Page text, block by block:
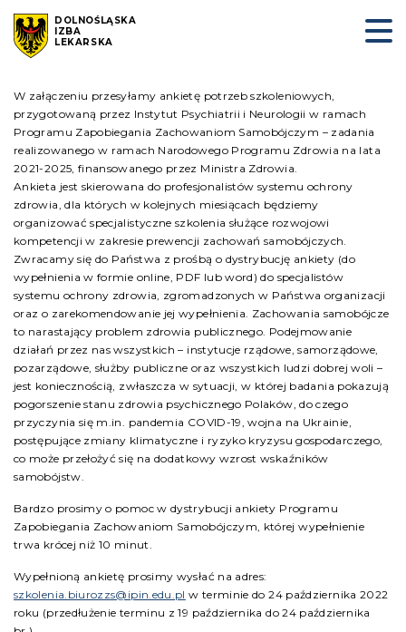
DOLNOŚLĄSKA
IZBA
LEKARSKA
W załączeniu przesyłamy ankietę potrzeb szkoleniowych,
przygotowaną przez Instytut Psychiatrii i Neurologii w ramach
Programu Zapobiegania Zachowaniom Samobójczym – zadania
realizowanego w ramach Narodowego Programu Zdrowia na lata
2021-2025, finansowanego przez Ministra Zdrowia.
Ankieta jest skierowana do profesjonalistów systemu ochrony
zdrowia, dla których w kolejnych miesiącach będziemy
organizować specjalistyczne szkolenia służące rozwojowi
kompetencji w zakresie prewencji zachowań samobójczych.
Zwracamy się do Państwa z prośbą o dystrybucję ankiety (do
wypełnienia w formie online, PDF lub word) do specjalistów
systemu ochrony zdrowia, zgromadzonych w Państwa organizacji
oraz o zarekomendowanie jej wypełnienia. Zachowania samobójcze
to narastający problem zdrowia publicznego. Podejmowanie
działań przez nas wszystkich – instytucje rządowe, samorządowe,
pozarządowe, służby publiczne oraz wszystkich ludzi dobrej woli –
jest koniecznością, zwłaszcza w sytuacji, w której badania pokazują
pogorszenie stanu zdrowia psychicznego Polaków, do czego
przyczynia się m.in. pandemia COVID-19, wojna na Ukrainie,
postępujące zmiany klimatyczne i ryzyko kryzysu gospodarczego,
co może przełożyć się na dodatkowy wzrost wskaźników
samobójstw.
Bardzo prosimy o pomoc w dystrybucji ankiety Programu
Zapobiegania Zachowaniom Samobójczym, której wypełnienie
trwa krócej niż 10 minut.
Wypełnioną ankietę prosimy wysłać na adres:
szkolenia.biurozzs@ipin.edu.pl w terminie do 24 października 2022
roku (przedłużenie terminu z 19 października do 24 października